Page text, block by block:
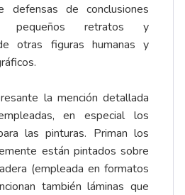
defensas de conclusiones
pequeños retratos y
otras figuras humanas y
la mención detallada
en especial los
las pinturas. Priman los
están pintados sobre
(empleada en formatos
también láminas que